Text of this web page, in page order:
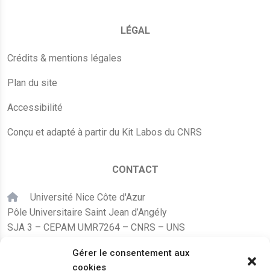
Gérer le consentement aux
cookies
LÉGAL
Crédits & mentions légales
Plan du site
Accessibilité
Conçu et adapté à partir du Kit Labos du CNRS
CONTACT
Université Nice Côte d'Azur
Pôle Universitaire Saint Jean d’Angély
SJA 3 – CEPAM UMR7264 – CNRS – UNS